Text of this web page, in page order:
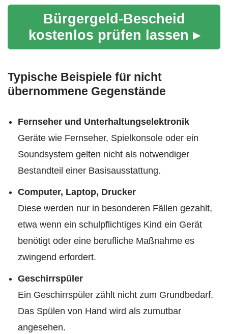
Bürgergeld-Bescheid
kostenlos prüfen lassen ▸
Typische Beispiele für nicht
übernommene Gegenstände
Fernseher und Unterhaltungselektronik
Geräte wie Fernseher, Spielkonsole oder ein
Soundsystem gelten nicht als notwendiger
Bestandteil einer Basisausstattung.
Computer, Laptop, Drucker
Diese werden nur in besonderen Fällen gezahlt,
etwa wenn ein schulpflichtiges Kind ein Gerät
benötigt oder eine berufliche Maßnahme es
zwingend erfordert.
Geschirrspüler
Ein Geschirrspüler zählt nicht zum Grundbedarf.
Das Spülen von Hand wird als zumutbar
angesehen.